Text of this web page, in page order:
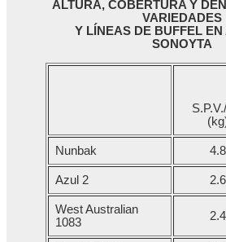
ALTURA, COBERTURA Y
VARIEDADES
Y LÍNEAS DE BUFFEL
SONOYTA
Nunbak 4.8
Azul 2 2.6
West Australian
1083
2.4